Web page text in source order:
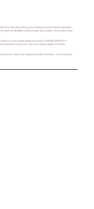
ako naše zákazníčky prechádzajú týmto krásnym obdobím,
Mini&Me vznikla z túžby sprevádzať vás na tejto ceste
ktorá spája eleganciu značky ANDREA MARTINY s
tehotenstva aj po ňom. A pre tie najvzácnejšie momenty
pre všetky tie neopakovateľné okamihy - prvé kopnutie,